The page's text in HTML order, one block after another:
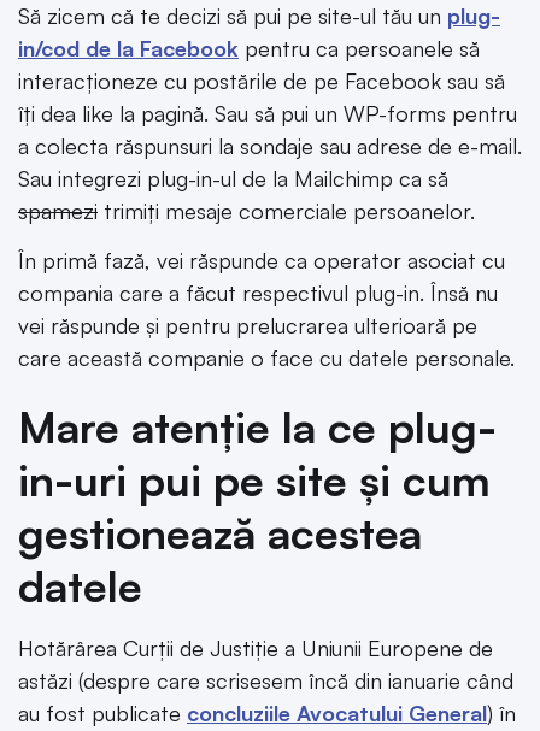
Să zicem că te decizi să pui pe site-ul tău un plug-
in/cod de la Facebook pentru ca persoanele să
interacționeze cu postările de pe Facebook sau să
îți dea like la pagină. Sau să pui un WP-forms pentru
a colecta răspunsuri la sondaje sau adrese de e-mail.
Sau integrezi plug-in-ul de la Mailchimp ca să
spamezi trimiți mesaje comerciale persoanelor.
În primă fază, vei răspunde ca operator asociat cu
compania care a făcut respectivul plug-in. Însă nu
vei răspunde și pentru prelucrarea ulterioară pe
care această companie o face cu datele personale.
Mare atenție la ce plug-
in-uri pui pe site și cum
gestionează acestea
datele
Hotărârea Curții de Justiție a Uniunii Europene de
astăzi (despre care scrisesem încă din ianuarie când
au fost publicate concluziile Avocatului General) în